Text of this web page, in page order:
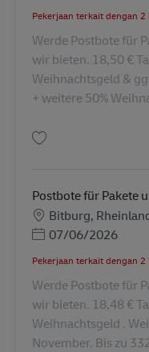
Pekerjaan terkait dengan
Werde Postbote für
wir bieten. 18,50 €
Weihnachtsgeld &
+ weitere 50%
Postbote für Pakete
LokasiBitburg,
Posted Date
07/06/2026
Pekerjaan terkait dengan
Werde Postbote für
wir bieten. 18,48 €
Weihnachtsgeld .
November. Bis zu